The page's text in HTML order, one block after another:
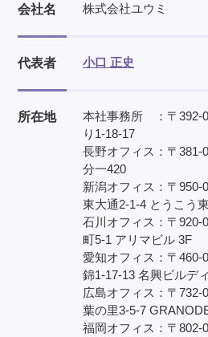
会社名 株式会社ユウミ
代表者 小口 正史
所在地
本社事務所 ：〒392-
り1-18-17
長野オフィス：〒381-
分一420
新潟オフィス：〒950-
東大通2-1-4 とうこう
石川オフィス：〒920-
町5-1 アリマビル 3F
愛知オフィス：〒460-
錦1-17-13 名興ビルデ
広島オフィス：〒732-
葉の里3-5-7
福岡オフィス：〒802-